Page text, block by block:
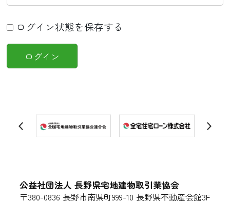
ログイン状態を保存する
公益社団法人 長野県宅地建物取引業協会
〒380-0836 長野市南県町999-10 長野県不動産会館3F